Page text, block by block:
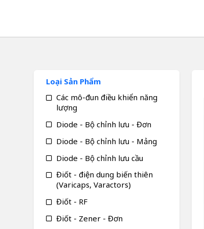
Loại Sản Phẩm
Các mô-đun điều khiển năng
lượng
Diode - Bộ chỉnh lưu - Đơn
Diode - Bộ chỉnh lưu - Mảng
Diode - Bộ chỉnh lưu cầu
Điốt - điện dung biến thiên
(Varicaps, Varactors)
Điốt - RF
Điốt - Zener - Đơn